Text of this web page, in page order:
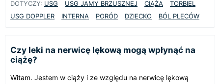
DOTYCZY: USG USG JAMY BRZUSZNEJ CIĄŻA
TORBIEL
USG DOPPLER
INTERNA PORÓD DZIECKO BÓL PLECÓW
Czy leki na nerwicę lękową mogą wpłynąć na
ciążę?
Witam. Jestem w ciąży i ze względu na nerwicę lękową